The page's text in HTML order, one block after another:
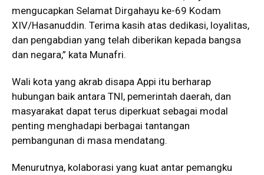
mengucapkan Selamat Dirgahayu ke-69 Kodam
XIV/Hasanuddin. Terima kasih atas dedikasi, loyalitas,
dan pengabdian yang telah diberikan kepada bangsa
dan negara,” kata Munafri.
Wali kota yang akrab disapa Appi itu berharap
hubungan baik antara TNI, pemerintah daerah, dan
masyarakat dapat terus diperkuat sebagai modal
penting menghadapi berbagai tantangan
pembangunan di masa mendatang.
Menurutnya, kolaborasi yang kuat antar pemangku